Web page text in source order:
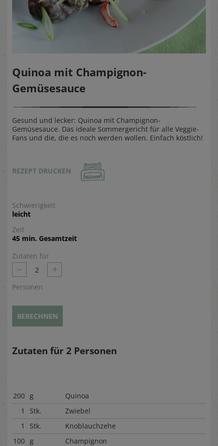
Quinoa mit Champignon-
Gemüsesauce
Gesund und lecker: Quinoa mit Champignon-
Gemüsesauce. Das ideale Sommergericht für alle Veggie-
Fans und die, die es noch werden wollen. Einfach köstlich!
REZEPT DRUCKEN
Schwierigkeit
leicht
Zeit
45 min. Gesamtzeit
Zutaten für
– 2 +
Personen
BERECHNEN
Zutaten für 2 Personen
200 g
Quinoa
1
Stk.
Zwiebel
1
Stk.
Knoblauchzehe
100 g
Champignon